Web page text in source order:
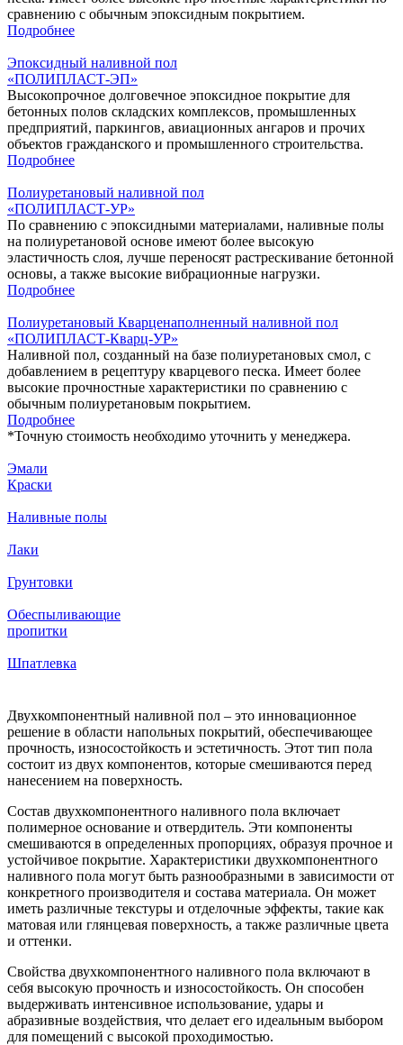
сравнению с обычным эпоксидным покрытием.
Подробнее
Эпоксидный наливной пол
«‎ПОЛИПЛАСТ-ЭП»
Высокопрочное долговечное эпоксидное покрытие для
бетонных полов складских комплексов, промышленных
предприятий, паркингов, авиационных ангаров и прочих
объектов гражданского и промышленного строительства.
Подробнее
Полиуретановый наливной пол
«ПОЛИПЛАСТ-УР»
По сравнению с эпоксидными материалами, наливные полы
на полиуретановой основе имеют более высокую
эластичность слоя, лучше переносят растрескивание бетонной
основы, а также высокие вибрационные нагрузки.
Подробнее
Полиуретановый Кварценаполненный наливной пол
«ПОЛИПЛАСТ-Кварц-УР»
Наливной пол, созданный на базе полиуретановых смол, с
добавлением в рецептуру кварцевого песка. Имеет более
высокие прочностные характеристики по сравнению с
обычным полиуретановым покрытием.
Подробнее
*Точную стоимость необходимо уточнить у менеджера.
Эмали
Краски
Наливные полы
Лаки
Грунтовки
Обеспыливающие
пропитки
Шпатлевка
Двухкомпонентный наливной пол – это инновационное
решение в области напольных покрытий, обеспечивающее
прочность, износостойкость и эстетичность. Этот тип пола
состоит из двух компонентов, которые смешиваются перед
нанесением на поверхность.
Состав двухкомпонентного наливного пола включает
полимерное основание и отвердитель. Эти компоненты
смешиваются в определенных пропорциях, образуя прочное и
устойчивое покрытие. Характеристики двухкомпонентного
наливного пола могут быть разнообразными в зависимости от
конкретного производителя и состава материала. Он может
иметь различные текстуры и отделочные эффекты, такие как
матовая или глянцевая поверхность, а также различные цвета
и оттенки.
Свойства двухкомпонентного наливного пола включают в
себя высокую прочность и износостойкость. Он способен
выдерживать интенсивное использование, удары и
абразивные воздействия, что делает его идеальным выбором
для помещений с высокой проходимостью.